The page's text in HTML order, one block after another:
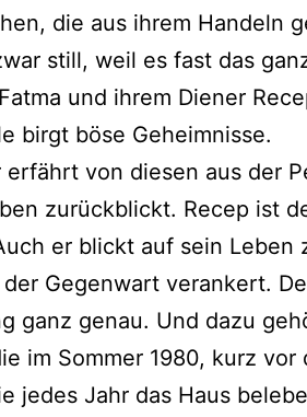
die aus ihrem Handeln
still, weil es fast das
und ihrem Diener
birgt böse Geheimnisse.
erfährt von diesen aus der
zurückblickt. Recep ist
er blickt auf sein Leben
Gegenwart verankert.
ganz genau. Und dazu
im Sommer 1980, kurz
jedes Jahr das Haus